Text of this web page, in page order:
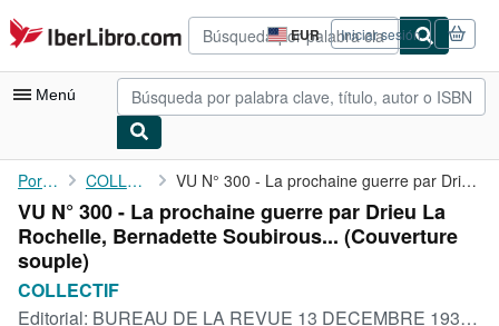
Pasar al contenido principal
IberLibro.com EUR
Preferencias
de
compra
del
Iniciar sesión
Menú
Mi cuenta
Consultar mis pedidos
Búsqueda avanzada
Colecciones
Portada COLLECTIF VU N° 300 - La prochaine guerre par Drieu La Rochelle, ...
VU N° 300 - La prochaine guerre par Drieu La
Rochelle, Bernadette Soubirous... (Couverture
souple)
COLLECTIF
Editorial: BUREAU DE LA REVUE 13 DECEMBRE 1933, 1933